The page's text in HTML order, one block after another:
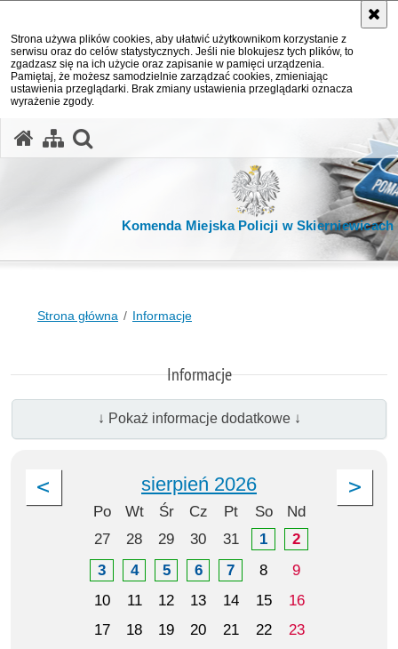
Strona używa plików cookies, aby ułatwić użytkownikom korzystanie z
serwisu oraz do celów statystycznych. Jeśli nie blokujesz tych plików, to
zgadzasz się na ich użycie oraz zapisanie w pamięci urządzenia.
Pamiętaj, że możesz samodzielnie zarządzać cookies, zmieniając
ustawienia przeglądarki. Brak zmiany ustawienia przeglądarki oznacza
wyrażenie zgody.
Komenda Miejska Policji w Skierniewicach
Strona główna Informacje
Informacje
↓ Pokaż informacje dodatkowe ↓
sierpień 2026
Po Wt Śr Cz Pt So
Nd
27
28 29 30 31 1
2
3
4 5 6 7 8
9
10
11 12 13 14 15
16
17
18 19 20 21 22
23